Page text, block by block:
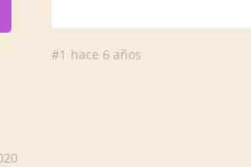
#1 hace 6 años